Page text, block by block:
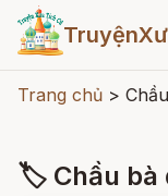
Trang chủ >
🏷 Chầu bà